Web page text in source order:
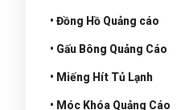
• Đồng Hồ Quảng cáo
• Gấu Bông Quảng Cáo
• Miếng Hít Tủ Lạnh
• Móc Khóa Quảng Cáo